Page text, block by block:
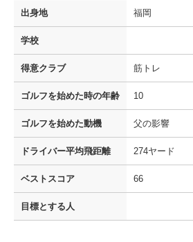
出身地 福岡
学校
得意クラブ 筋トレ
ゴルフを始めた時の年齢 10
ゴルフを始めた動機 父の影響
ドライバー平均飛距離 274ヤード
ベストスコア 66
目標とする人